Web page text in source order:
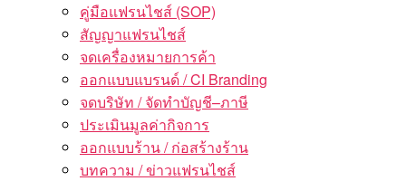
คู่มือแฟรนไชส์ (SOP)
สัญญาแฟรนไชส์
จดเครื่องหมายการค้า
ออกแบบแบรนด์ / CI Branding
จดบริษัท / จัดทำบัญชี–ภาษี
ประเมินมูลค่ากิจการ
ออกแบบร้าน / ก่อสร้างร้าน
บทความ / ข่าวแฟรนไชส์